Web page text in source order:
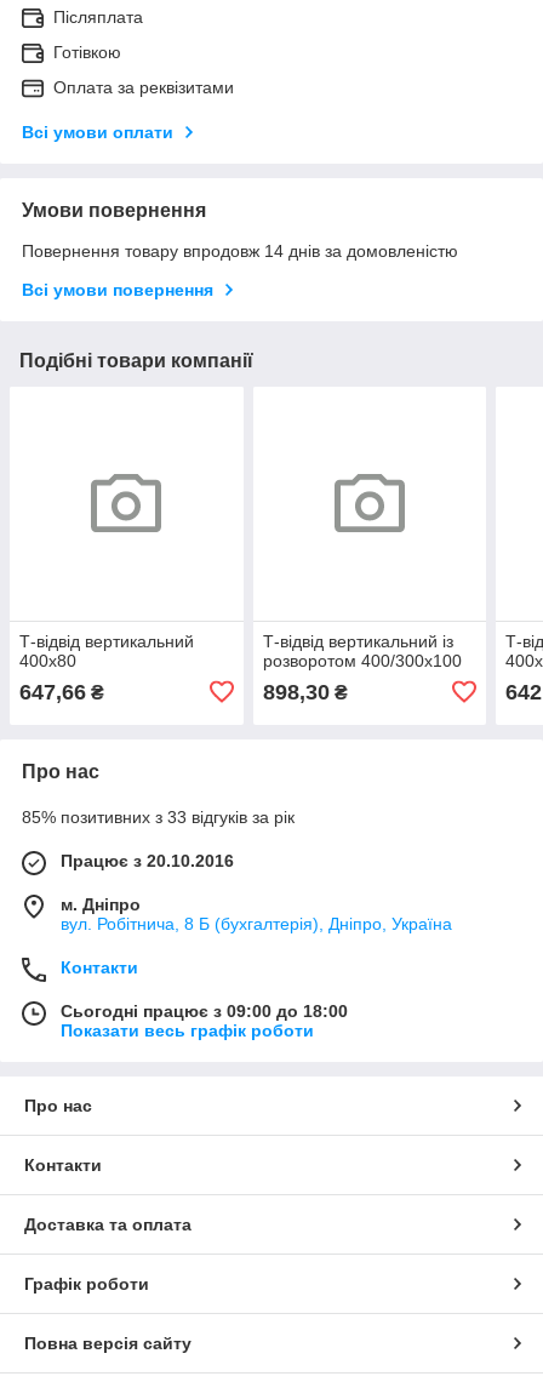
Післяплата
Готівкою
Оплата за реквізитами
Всі умови оплати
Умови повернення
Повернення товару впродовж 14 днів за домовленістю
Всі умови повернення
Подібні товари компанії
Т-відвід вертикальний
400х80
647,66 ₴
Т-відвід вертикальний із
розворотом 400/300х100
898,30₴
Т-
Про нас
85% позитивних з 33 відгуків за рік
Працює з 20.10.2016
м. Дніпро
вул. Робітнича, 8 Б (бухгалтерія), Дніпро, Україна
Контакти
Сьогодні працює з 09:00 до 18:00
Показати весь графік роботи
Про нас
Контакти
Доставка та оплата
Графік роботи
Повна версія сайту